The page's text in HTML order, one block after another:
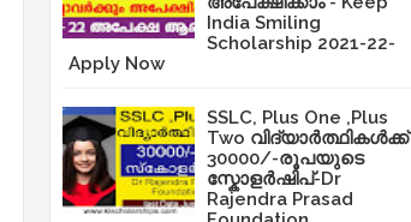
India Smiling
Scholarship 2021-22-
Apply Now
SSLC, Plus One ,Plus
Two വിദ്യാർത്ഥികൾക്ക്
30000/-രൂപയുടെ
സ്കോളർഷിപ്-Dr
Rajendra Prasad